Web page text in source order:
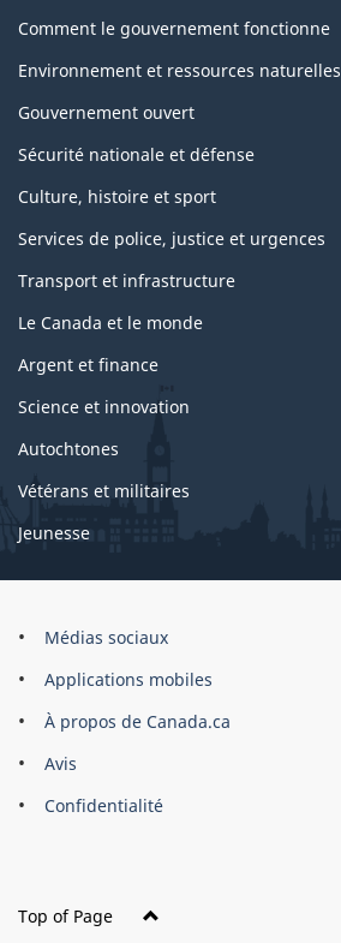
Comment le gouvernement fonctionne
Environnement et ressources naturelles
Gouvernement ouvert
Sécurité nationale et défense
Culture, histoire et sport
Services de police, justice et urgences
Transport et infrastructure
Le Canada et le monde
Argent et finance
Science et innovation
Autochtones
Vétérans et militaires
Jeunesse
Marque
site
Médias sociaux
Applications mobiles
À propos de Canada.ca
Avis
Confidentialité
Top of Page